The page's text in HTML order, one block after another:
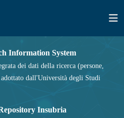
Information System
dei dati della ricerca (persone,
dall'Università degli Studi
Insubria